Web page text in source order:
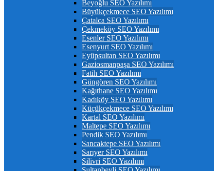
Beyoğlu SEO Yazılımı
Büyükçekmece SEO Yazılımı
Çatalca SEO Yazılımı
Çekmeköy SEO Yazılımı
Esenler SEO Yazılımı
Esenyurt SEO Yazılımı
Eyüpsultan SEO Yazılımı
Gaziosmanpaşa SEO Yazılımı
Fatih SEO Yazılımı
Güngören SEO Yazılımı
Kağıthane SEO Yazılımı
Kadıköy SEO Yazılımı
Küçükçekmece SEO Yazılımı
Kartal SEO Yazılımı
Maltepe SEO Yazılımı
Pendik SEO Yazılımı
Sancaktepe SEO Yazılımı
Sarıyer SEO Yazılımı
Silivri SEO Yazılımı